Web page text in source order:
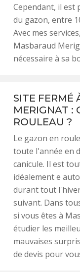
Cependant, il est
du gazon, entre
Avec mes
Masbaraud
nécessaire à sa
SITE FERMÉ
MERIGNAT :
ROULEAU ?
Le gazon en
toute l'année en
canicule. Il est
idéalement e
durant tout
suivant. Dans
si vous êtes à
étudier les
mauvaises
de devis pour